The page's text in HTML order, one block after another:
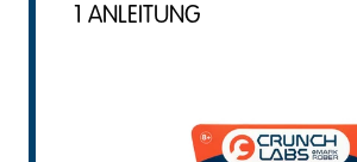
1 ANLEITUNG